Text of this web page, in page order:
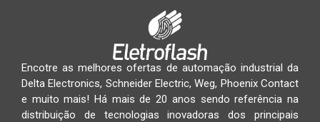
Encotre as melhores ofertas de automação industrial da
Delta Electronics, Schneider Electric, Weg, Phoenix Contact
e muito mais! Há mais de 20 anos sendo referência na
distribuição de tecnologias inovadoras dos principais